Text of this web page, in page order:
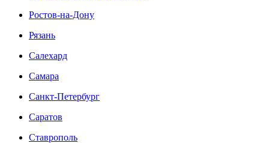
Ростов-на-Дону
Рязань
Салехард
Самара
Санкт-Петербург
Саратов
Ставрополь